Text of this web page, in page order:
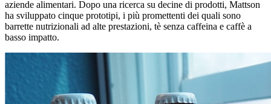
aziende alimentari. Dopo una ricerca su decine di prodotti, Mattson
ha sviluppato cinque prototipi, i più promettenti dei quali sono
barrette nutrizionali ad alte prestazioni, tè senza caffeina e caffè a
basso impatto.